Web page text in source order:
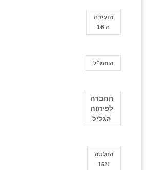
הועידה
ה 16
הותמ״ל
החברה
לפיתוח
הגליל
החלטה
1521